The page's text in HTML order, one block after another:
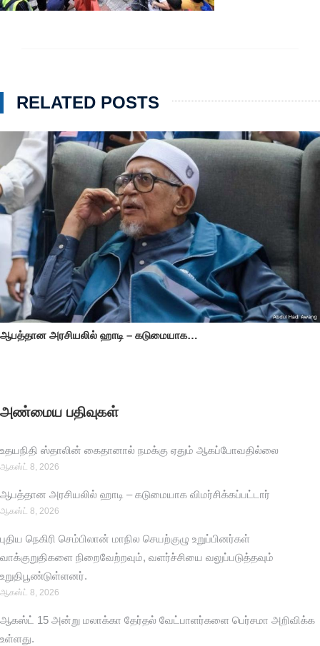
RELATED POSTS
ஆபத்தான அரசியலில் ஹாடி – கடுமையாக…
அண்மைய பதிவுகள்
உதயநிதி ஸ்தாலின் கைதானால் நமக்கு ஏதும் ஆகப்போவதில்லை
ஆகஸ்ட் 8, 2026
ஆபத்தான அரசியலில் ஹாடி – கடுமையாக விமர்சிக்கப்பட்டார்
ஆகஸ்ட் 8, 2026
புதிய நெகிரி செம்பிலான் மாநில செயற்குழு உறுப்பினர்கள்
வாக்குறுதிகளை நிறைவேற்றவும், வளர்ச்சியை வலுப்படுத்தவும்
உறுதிபூண்டுள்ளனர்.
ஆகஸ்ட் 8, 2026
ஆகஸ்ட் 15 அன்று மலாக்கா தேர்தல் வேட்பாளர்களை பெர்சமா அறிவிக்க
உள்ளது.